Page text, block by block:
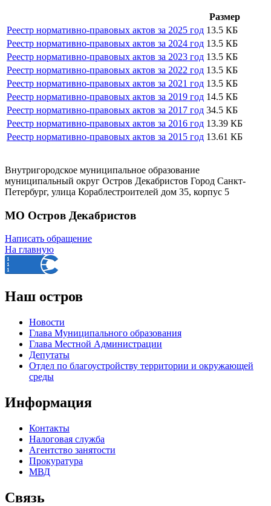
Размер
Реестр нормативно-правовых актов за 2025 год 13.5 КБ
Реестр нормативно-правовых актов за 2024 год 13.5 КБ
Реестр нормативно-правовых актов за 2023 год 13.5 КБ
Реестр нормативно-правовых актов за 2022 год 13.5 КБ
Реестр нормативно-правовых актов за 2021 год 13.5 КБ
Реестр нормативно-правовых актов за 2019 год 14.5 КБ
Реестр нормативно-правовых актов за 2017 год 34.5 КБ
Реестр нормативно-правовых актов за 2016 год 13.39 КБ
Реестр нормативно-правовых актов за 2015 год 13.61 КБ
Внутригородское муниципальное образование
муниципальный округ Остров Декабристов Город Санкт-
Петербург, улица Кораблестроителей дом 35, корпус 5
МО Остров Декабристов
Написать обращение
На главную
Наш остров
Новости
Глава Муниципального образования
Глава Местной Администрации
Депутаты
Отдел по благоустройству территории и окружающей
среды
Информация
Контакты
Налоговая служба
Агентство занятости
Прокуратура
МВД
Связь